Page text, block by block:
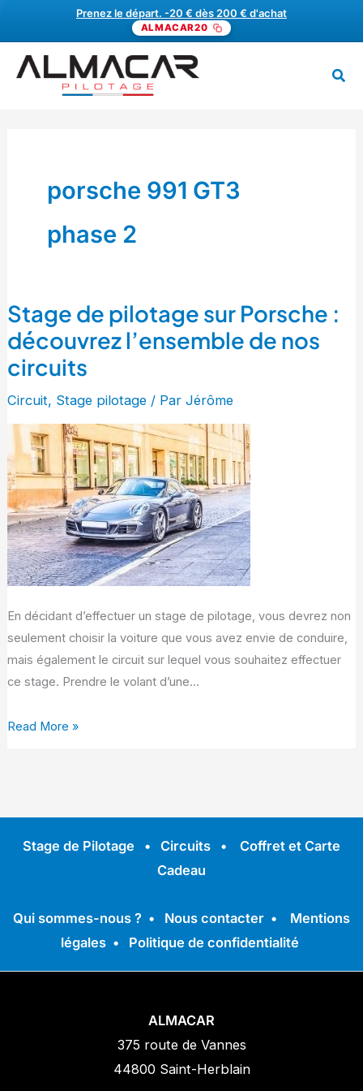
Prenez le départ. -20 € dès 200 € d'achat
ALMACAR20
contenu
porsche 991 GT3
phase 2
Stage de pilotage sur Porsche :
découvrez l’ensemble de nos
circuits
Circuit, Stage pilotage/ Par Jérôme
En décidant d’effectuer un stage de pilotage, vous devrez non
seulement choisir la voiture que vous avez envie de conduire,
mais également le circuit sur lequel vous souhaitez effectuer
ce stage. Prendre le volant d’une…
Stage
de
pilotage
sur
Porsche
découvrez
l’ensemble
de
nos
circuits
Read More »
Stage de Pilotage • Circuits • Coffret et Carte
Cadeau
Qui sommes-nous ? • Nous contacter • Mentions
légales • Politique de confidentialité
ALMACAR
375 route de Vannes
44800 Saint-Herblain